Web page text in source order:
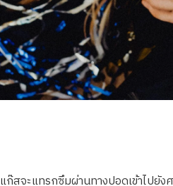
ก๊สจะแทรกซึมผ่านทางปอดเข้าไป